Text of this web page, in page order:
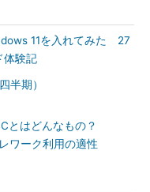
11を入れてみた 27
体験記
半期）
とはどんなもの？
ワーク利用の適性